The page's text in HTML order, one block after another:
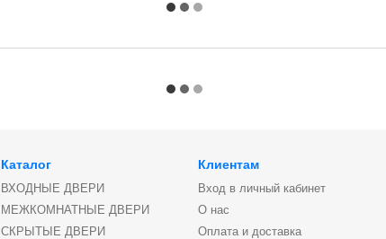
Каталог
ВХОДНЫЕ ДВЕРИ
МЕЖКОМНАТНЫЕ ДВЕРИ
СКРЫТЫЕ ДВЕРИ
Клиентам
Вход в личный кабинет
О нас
Оплата и доставка